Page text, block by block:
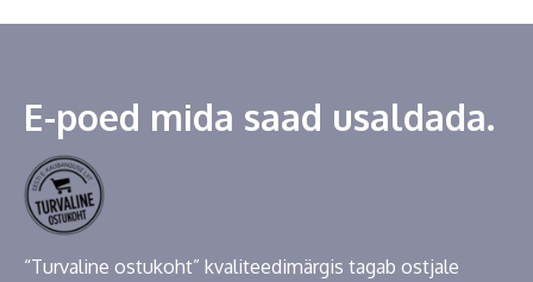
E-poed mida saad usaldada.
“Turvaline ostukoht” kvaliteedimärgis tagab ostjale